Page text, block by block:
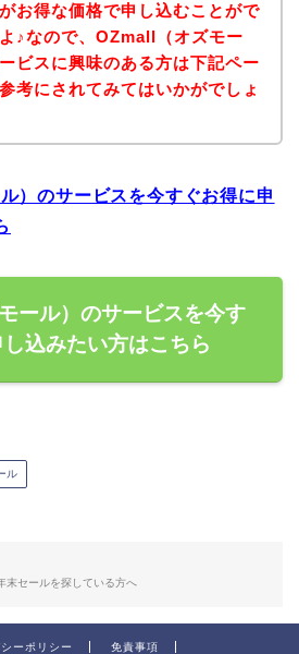
お得な価格で申し込むことがで
♪なので、OZmall（オズモー
ビスに興味のある方は下記ペー
考にされてみてはいかがでしょ
）のサービスを今すぐお得に申
ール）のサービスを今す
し込みたい方はこちら
ル
末セールを探している方へ
ーポリシー 免責事項